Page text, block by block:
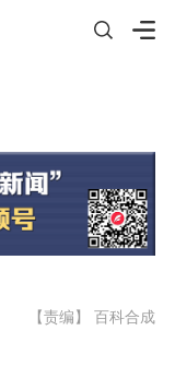
【责编】 百科合成